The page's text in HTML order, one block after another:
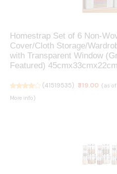
Homestrap Set of 6 Non-
Cover/Cloth Storage/
with Transparent Window
Featured) 45cmx33cmx22cm
(41519535) ₹319.00 (as of
More info)